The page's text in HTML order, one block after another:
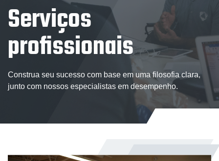
Serviços
profissionais
Construa seu sucesso com base em uma filosofia clara,
junto com nossos especialistas em desempenho.